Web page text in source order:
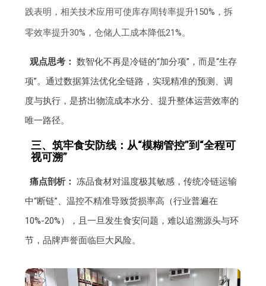
践表明，相关技术应用可使库存周转率提升150%，拆
零效率提升30%，仓储人工成本降低21%。
观点思考： 数智化不再是冷链的“加分项”，而是“生存
项”。通过数据算法优化全链路，实现精准的预测、调
度与执行，是挤出物流成本水分、提升整体运营效率的
唯一路径。
三、筑牢食安防线：从“模糊管控”到“全程可
视可溯”
痛点剖析： 冻品食材对温度极其敏感，传统冷链运输
中“断链”、温控不精准导致货损率高（行业普遍在
10%-20%），且一旦发生食安问题，难以追溯源头与环
节，品牌声誉面临巨大风险。